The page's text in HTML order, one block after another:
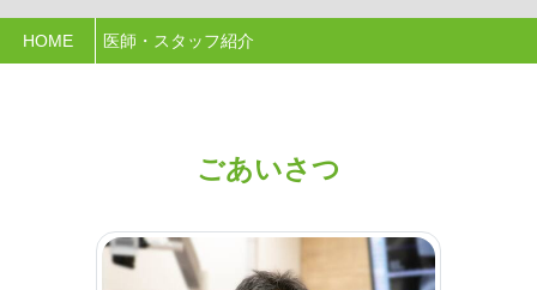
HOME 医師・スタッフ紹介
ごあいさつ